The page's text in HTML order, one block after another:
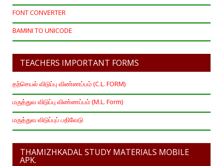
FONT CONVERTER
BAMINI TO UNICODE
TEACHERS IMPORTANT FORMS
தற்செயல் விடுப்பு விண்ணப்பம் (C.L. FORM)
மருத்துவ விடுப்பு விண்ணப்பம் (M.L. Form)
மருத்துவ விடுப்புப் பதிவேடு
THAMIZHKADAL STUDY MATERIALS MOBILE
APK.